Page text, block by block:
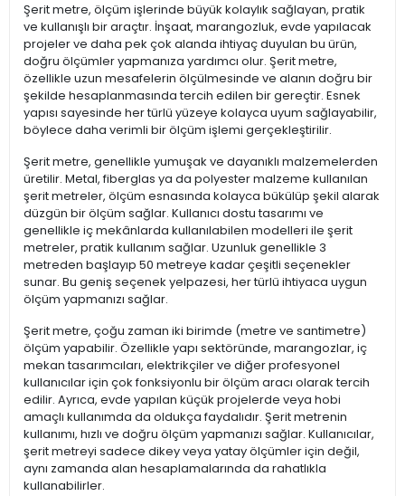
Şerit metre, ölçüm işlerinde büyük kolaylık sağlayan, pratik
ve kullanışlı bir araçtır. İnşaat, marangozluk, evde yapılacak
projeler ve daha pek çok alanda ihtiyaç duyulan bu ürün,
doğru ölçümler yapmanıza yardımcı olur. Şerit metre,
özellikle uzun mesafelerin ölçülmesinde ve alanın doğru bir
şekilde hesaplanmasında tercih edilen bir gereçtir. Esnek
yapısı sayesinde her türlü yüzeye kolayca uyum sağlayabilir,
böylece daha verimli bir ölçüm işlemi gerçekleştirilir.
Şerit metre, genellikle yumuşak ve dayanıklı malzemelerden
üretilir. Metal, fiberglas ya da polyester malzeme kullanılan
şerit metreler, ölçüm esnasında kolayca bükülüp şekil alarak
düzgün bir ölçüm sağlar. Kullanıcı dostu tasarımı ve
genellikle iç mekânlarda kullanılabilen modelleri ile şerit
metreler, pratik kullanım sağlar. Uzunluk genellikle 3
metreden başlayıp 50 metreye kadar çeşitli seçenekler
sunar. Bu geniş seçenek yelpazesi, her türlü ihtiyaca uygun
ölçüm yapmanızı sağlar.
Şerit metre, çoğu zaman iki birimde (metre ve santimetre)
ölçüm yapabilir. Özellikle yapı sektöründe, marangozlar, iç
mekan tasarımcıları, elektrikçiler ve diğer profesyonel
kullanıcılar için çok fonksiyonlu bir ölçüm aracı olarak tercih
edilir. Ayrıca, evde yapılan küçük projelerde veya hobi
amaçlı kullanımda da oldukça faydalıdır. Şerit metrenin
kullanımı, hızlı ve doğru ölçüm yapmanızı sağlar. Kullanıcılar,
şerit metreyi sadece dikey veya yatay ölçümler için değil,
aynı zamanda alan hesaplamalarında da rahatlıkla
kullanabilirler.